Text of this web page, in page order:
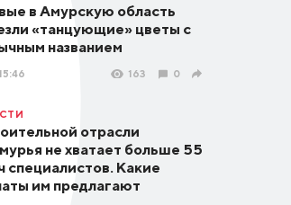
в Амурскую область
«танцующие» цветы с
названием
163 0
отрасли
не хватает больше 55
специалистов. Какие
им предлагают